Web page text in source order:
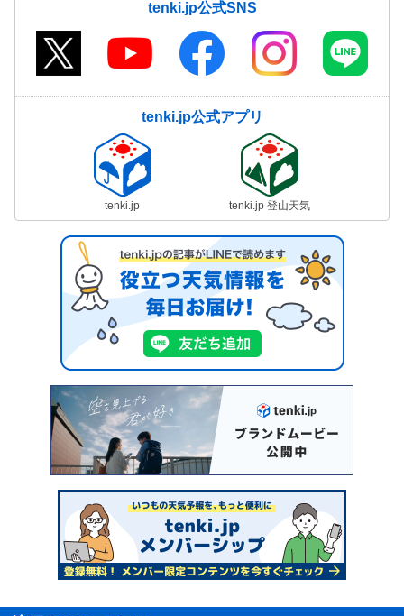
tenki.jp公式SNS
tenki.jp公式アプリ
tenki.jp tenki.jp 登山天気